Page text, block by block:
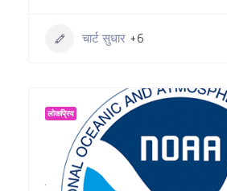
चार्ट सुधार +6
लोकप्रिय